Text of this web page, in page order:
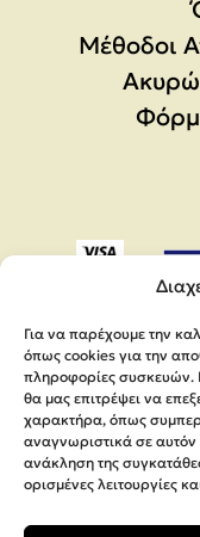
Για να παρέχουμε την
όπως cookies για την
πληροφορίες συσκευών.
θα μας επιτρέψει να
χαρακτήρα, όπως
αναγνωριστικά σε
ανάκληση της
ορισμένες λειτουργίες
Μέθοδοι